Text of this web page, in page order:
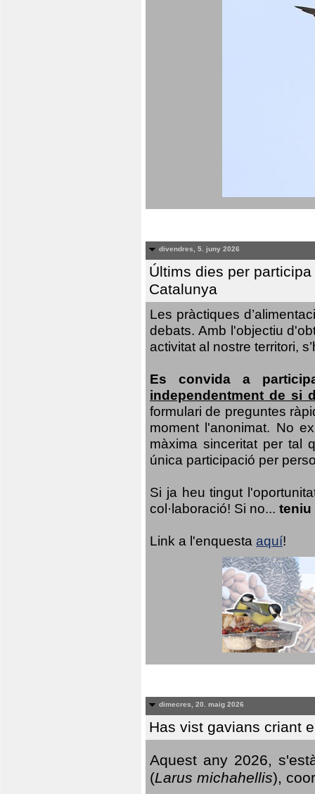
divendres, 5. juny 2026
Últims dies per
Catalunya
Les pràctiques
debats. Amb l'objectiu
activitat al nostre territori,
Es convida a
independentment de si
formulari de preguntes
moment l'anonimat. No
màxima sinceritat per tal
única participació per
Si ja heu tingut
col·laboració! Si no... teniu
Link a l'enquesta aquí!
dimecres, 20. maig 2026
Has vist gavians criant
Aquest any 2026,
(Larus michahellis),